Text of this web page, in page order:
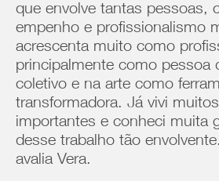
que envolve tantas pessoas,
empenho e profissionalismo
acrescenta muito como
principalmente como pessoa
coletivo e na arte como
transformadora. Já vivi
importantes e conheci muita
desse trabalho tão
avalia Vera.